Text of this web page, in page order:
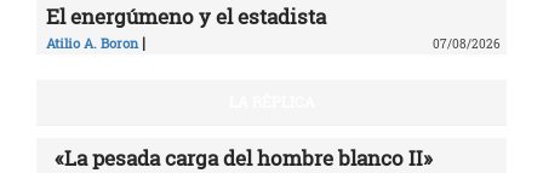
El energúmeno y el estadista
Atilio A. Boron | 07/08/2026
«La pesada carga del hombre blanco II»